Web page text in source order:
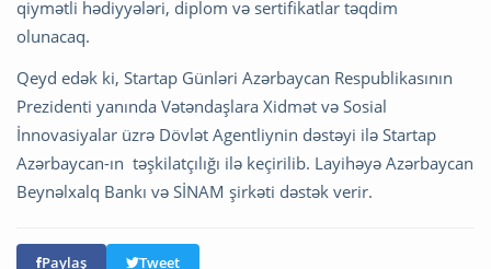
qiymətli hədiyyələri, diplom və sertifikatlar təqdim
olunacaq.
Qeyd edək ki, Startap Günləri Azərbaycan Respublikasının
Prezidenti yanında Vətəndaşlara Xidmət və Sosial
İnnovasiyalar üzrə Dövlət Agentliynin dəstəyi ilə Startap
Azərbaycan-ın təşkilatçılığı ilə keçirilib. Layihəyə Azərbaycan
Beynəlxalq Bankı və SİNAM şirkəti dəstək verir.
Paylaş Tweet